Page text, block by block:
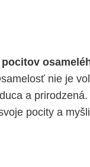
nie je
a
pocity a